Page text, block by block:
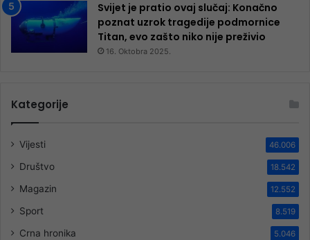
Svijet je pratio ovaj slučaj: Konačno
poznat uzrok tragedije podmornice
Titan, evo zašto niko nije preživio
16. Oktobra 2025.
Kategorije
Vijesti 46.006
Društvo 18.542
Magazin 12.552
Sport 8.519
Crna hronika 5.046